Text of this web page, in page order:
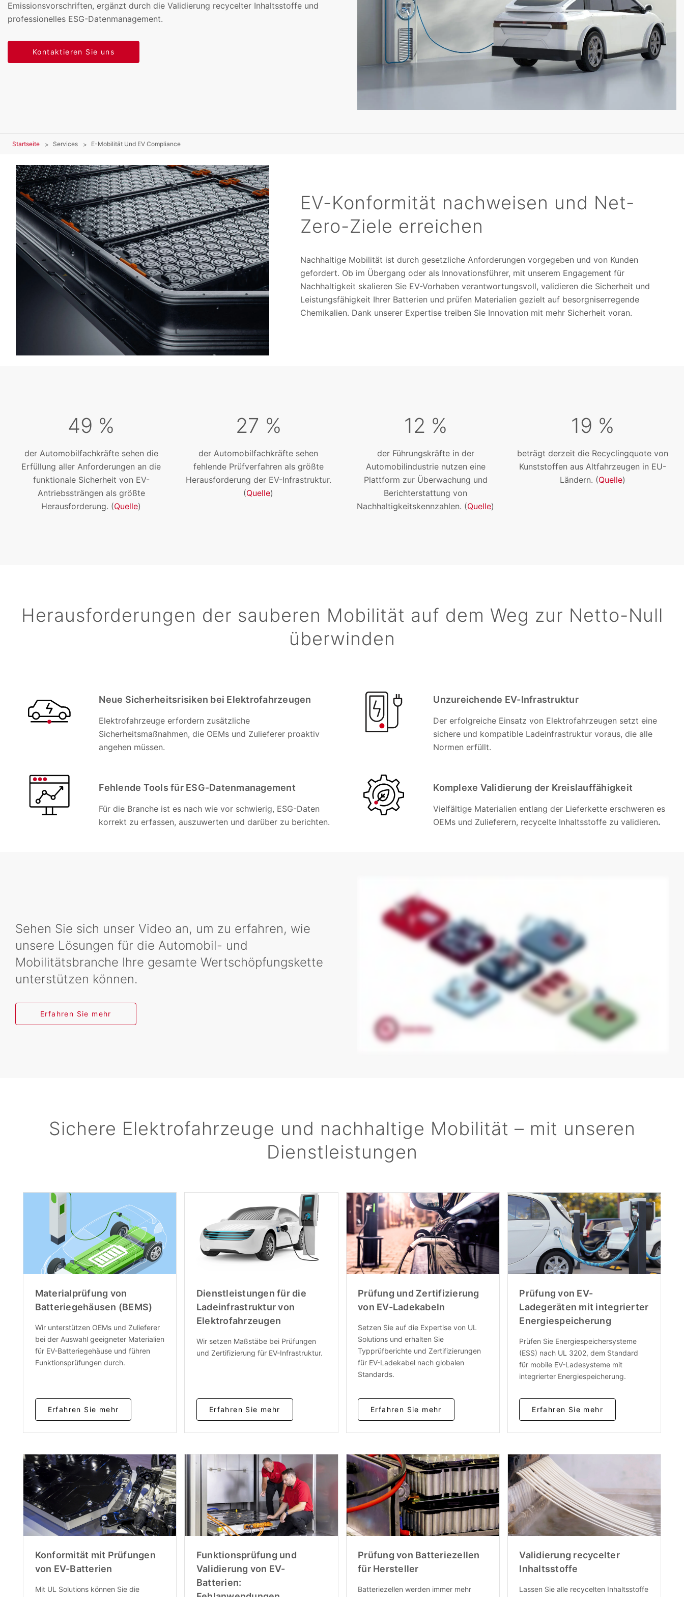
Emissionsvorschriften, ergänzt durch die Validierung recycelter Inhaltsstoffe und
professionelles ESG-Datenmanagement.
Kontaktieren Sie uns
Startseite Services E-Mobilität Und EV Compliance
EV-Konformität nachweisen und Net-
Zero-Ziele erreichen
Nachhaltige Mobilität ist durch gesetzliche Anforderungen vorgegeben und von Kunden
gefordert. Ob im Übergang oder als Innovationsführer, mit unserem Engagement für
Nachhaltigkeit skalieren Sie EV-Vorhaben verantwortungsvoll, validieren die Sicherheit und
Leistungsfähigkeit Ihrer Batterien und prüfen Materialien gezielt auf besorgniserregende
Chemikalien. Dank unserer Expertise treiben Sie Innovation mit mehr Sicherheit voran.
49 %
der Automobilfachkräfte sehen die
Erfüllung aller Anforderungen an die
funktionale Sicherheit von EV-
Antriebssträngen als größte
Herausforderung. (Quelle)
27 %
der Automobilfachkräfte sehen
fehlende Prüfverfahren als größte
Herausforderung der EV-Infrastruktur.
(Quelle)
12 %
der Führungskräfte in der
Automobilindustrie nutzen eine
Plattform zur Überwachung und
Berichterstattung von
Nachhaltigkeitskennzahlen. (Quelle)
19 %
beträgt derzeit die Recyclingquote von
Kunststoffen aus Altfahrzeugen in EU-
Ländern. (Quelle)
Herausforderungen der sauberen Mobilität auf dem Weg zur Netto-Null
überwinden
Neue Sicherheitsrisiken bei Elektrofahrzeugen
Elektrofahrzeuge erfordern zusätzliche
Sicherheitsmaßnahmen, die OEMs und Zulieferer proaktiv
angehen müssen.
Unzureichende EV-Infrastruktur
Der erfolgreiche Einsatz von Elektrofahrzeugen setzt eine
sichere und kompatible Ladeinfrastruktur voraus, die alle
Normen erfüllt.
Fehlende Tools für ESG-Datenmanagement
Für die Branche ist es nach wie vor schwierig, ESG-Daten
korrekt zu erfassen, auszuwerten und darüber zu berichten.
Komplexe Validierung der Kreislauffähigkeit
Vielfältige Materialien entlang der Lieferkette erschweren es
OEMs und Zulieferern, recycelte Inhaltsstoffe zu validieren.
Sehen Sie sich unser Video an, um zu erfahren, wie
unsere Lösungen für die Automobil- und
Mobilitätsbranche Ihre gesamte Wertschöpfungskette
unterstützen können.
Erfahren Sie mehr
Sichere Elektrofahrzeuge und nachhaltige Mobilität – mit unseren
Dienstleistungen
Materialprüfung von
Batteriegehäusen (BEMS)
Wir unterstützen OEMs und Zulieferer
bei der Auswahl geeigneter Materialien
für EV-Batteriegehäuse und führen
Funktionsprüfungen durch.
Erfahren Sie mehr
Dienstleistungen für die
Ladeinfrastruktur von
Elektrofahrzeugen
Wir setzen Maßstäbe bei Prüfungen
und Zertifizierung für EV-Infrastruktur.
Erfahren Sie mehr
Prüfung und Zertifizierung
von EV-Ladekabeln
Setzen Sie auf die Expertise von UL
Solutions und erhalten Sie
Typprüfberichte und Zertifizierungen
für EV-Ladekabel nach globalen
Standards.
Erfahren Sie mehr
Prüfung von EV-
Ladegeräten mit integrierter
Energiespeicherung
Prüfen Sie Energiespeichersysteme
(ESS) nach UL 3202, dem Standard
für mobile EV-Ladesysteme mit
integrierter Energiespeicherung.
Erfahren Sie mehr
Konformität mit Prüfungen
von EV-Batterien
Mit UL Solutions können Sie die
Funktionsprüfung und
Validierung von EV-
Batterien:
Prüfung von Batteriezellen
für Hersteller
Batteriezellen werden immer mehr
Validierung recycelter
Inhaltsstoffe
Lassen Sie alle recycelten Inhaltsstoffe